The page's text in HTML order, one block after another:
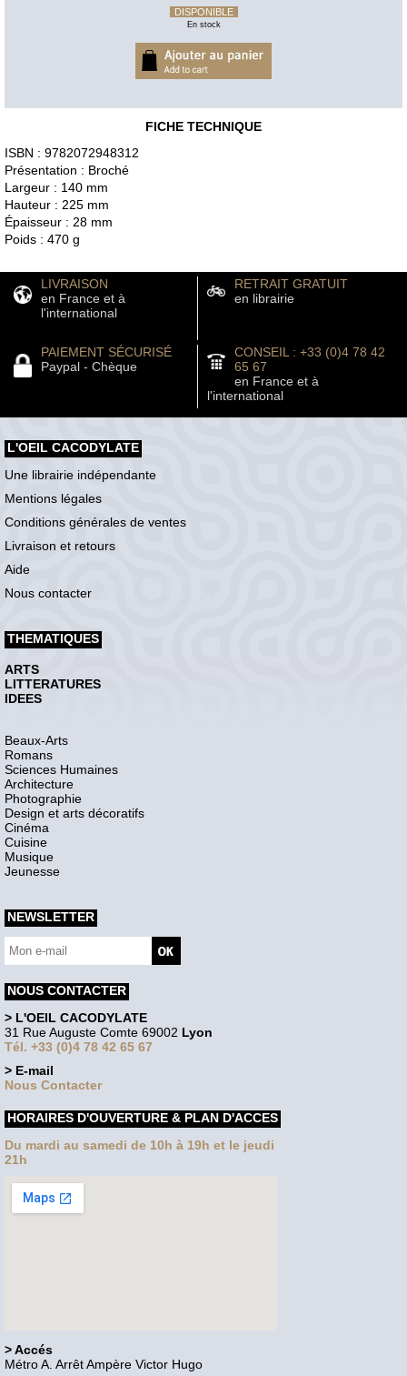
DISPONIBLE
En stock
FICHE TECHNIQUE
ISBN : 9782072948312
Présentation : Broché
Largeur : 140 mm
Hauteur : 225 mm
Épaisseur : 28 mm
Poids : 470 g
LIVRAISON
en France et à
l'international
RETRAIT GRATUIT
en librairie
PAIEMENT SÉCURISÉ
Paypal - Chèque
CONSEIL : +33 (0)4 78 42
65 67
en France et à
l'international
L'OEIL CACODYLATE
Une librairie indépendante
Mentions légales
Conditions générales de ventes
Livraison et retours
Aide
Nous contacter
THEMATIQUES
ARTS
LITTERATURES
IDEES
Beaux-Arts
Romans
Sciences Humaines
Architecture
Photographie
Design et arts décoratifs
Cinéma
Cuisine
Musique
Jeunesse
NEWSLETTER
NOUS CONTACTER
> L'OEIL CACODYLATE
31 Rue Auguste Comte 69002 Lyon
Tél. +33 (0)4 78 42 65 67
> E-mail
Nous Contacter
HORAIRES D'OUVERTURE & PLAN D'ACCES
Du mardi au samedi de 10h à 19h et le jeudi
21h
> Accés
Métro A. Arrêt Ampère Victor Hugo